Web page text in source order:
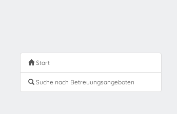
Start
Suche nach Betreuungsangeboten